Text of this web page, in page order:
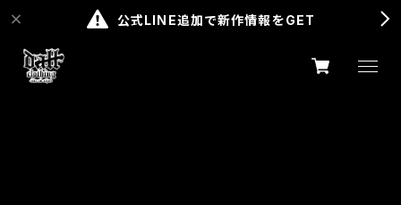
公式LINE追加で新作情報をGET